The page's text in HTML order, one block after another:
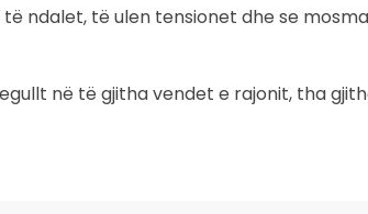
ndalet, të ulen tensionet dhe se
në të gjitha vendet e rajonit, tha